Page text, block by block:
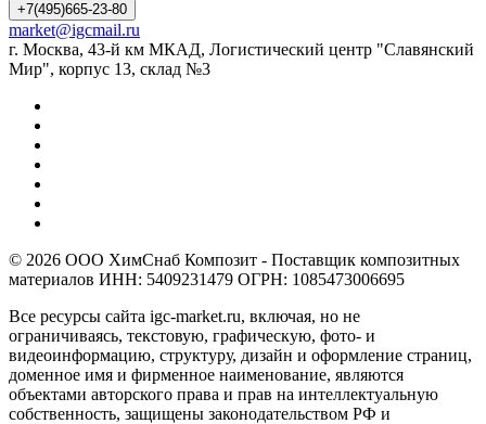
+7(495)665-23-80
market@igcmail.ru
г. Москва, 43-й км МКАД, Логистический центр "Славянский
Мир", корпус 13, склад №3
© 2026 ООО ХимСнаб Композит - Поставщик композитных
материалов ИНН: 5409231479 ОГРН: 1085473006695
Все ресурсы сайта igc-market.ru, включая, но не
ограничиваясь, текстовую, графическую, фото- и
видеоинформацию, структуру, дизайн и оформление страниц,
доменное имя и фирменное наименование, являются
объектами авторского права и прав на интеллектуальную
собственность, защищены законодательством РФ и